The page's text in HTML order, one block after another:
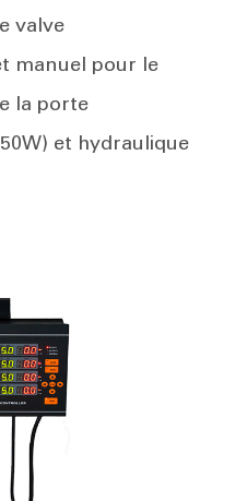
valve
manuel pour le
la porte
et hydraulique